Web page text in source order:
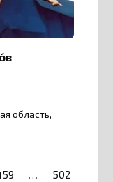
область,
502